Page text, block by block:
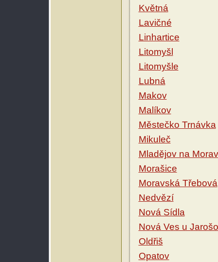
Květná
Lavičné
Linhartice
Litomyšl
Litomyšle
Lubná
Makov
Malíkov
Městečko Trnávka
Mikuleč
Mladějov na
Morašice
Moravská Třebová
Nedvězí
Nová Sídla
Nová Ves u
Oldřiš
Opatov